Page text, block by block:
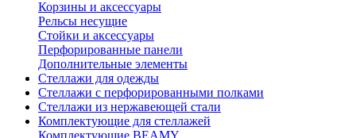
Корзины и аксессуары
Рельсы несущие
Стойки и аксессуары
Перфорированные панели
Дополнительные элементы
Стеллажи для одежды
Стеллажи с перфорированными полками
Стеллажи из нержавеющей стали
Комплектующие для стеллажей
Комплектующие BEAMY